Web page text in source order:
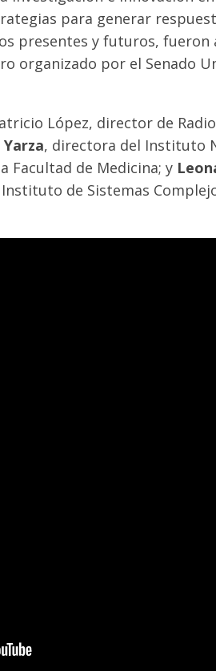
para generar
presentes y futuros, fueron
organizado por el Senado
López, director de
, directora del Instituto
Facultad de Medicina; y
de Sistemas